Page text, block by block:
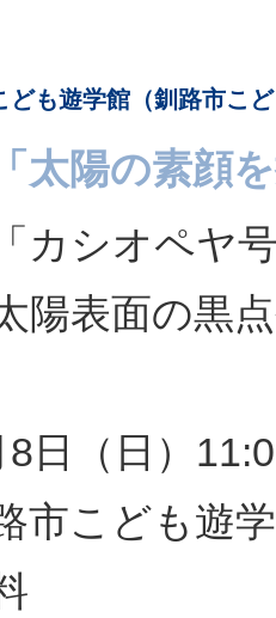
ども遊学館（釧路市こ
太陽の素顔
カシオペヤ
陽表面の黒
8日（日）
市こども遊